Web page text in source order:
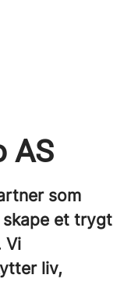
AS
som
skape et trygt
Vi
liv,